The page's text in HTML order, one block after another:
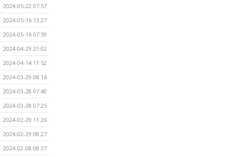
2024-05-22 07:57
2024-05-16 13:27
2024-05-16 07:59
2024-04-29 21:02
2024-04-14 11:52
2024-03-29 08:14
2024-03-28 07:40
2024-03-28 07:25
2024-02-29 11:26
2024-02-29 08:27
2024-02-08 08:37